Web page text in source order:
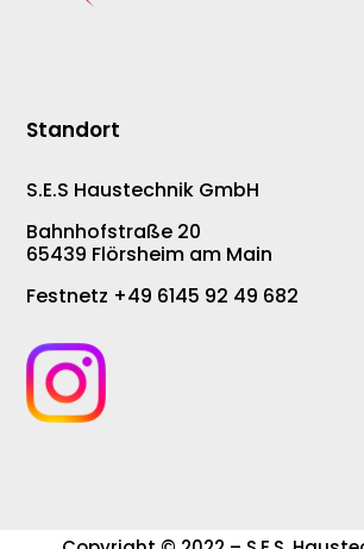
Standort
S.E.S Haustechnik GmbH
Bahnhofstraße 20
65439 Flörsheim am Main
Festnetz +49 6145 92 49 682